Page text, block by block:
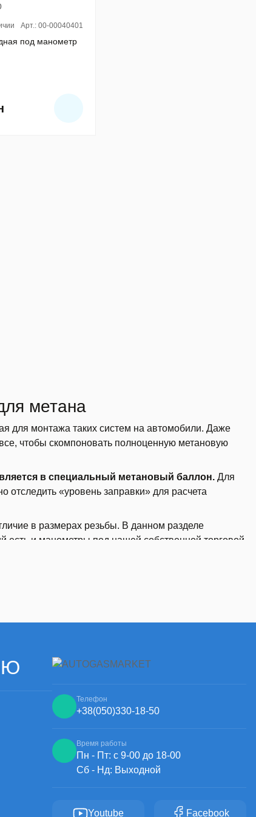
Арт.: 00-00040401
под манометр
метана
для монтажа таких систем на автомобили. Даже
чтобы скомпоновать полноценную метановую
в специальный метановый баллон. Для
«уровень заправки» для расчета
в размерах резьбы. В данном разделе
есть и манометры под нашей собственной торговой
Телефон
+38(050)330-18-50
Время работы
Пн - Пт: с 9-00 до 18-00
Сб - Нд: Выходной
Youtube Facebook